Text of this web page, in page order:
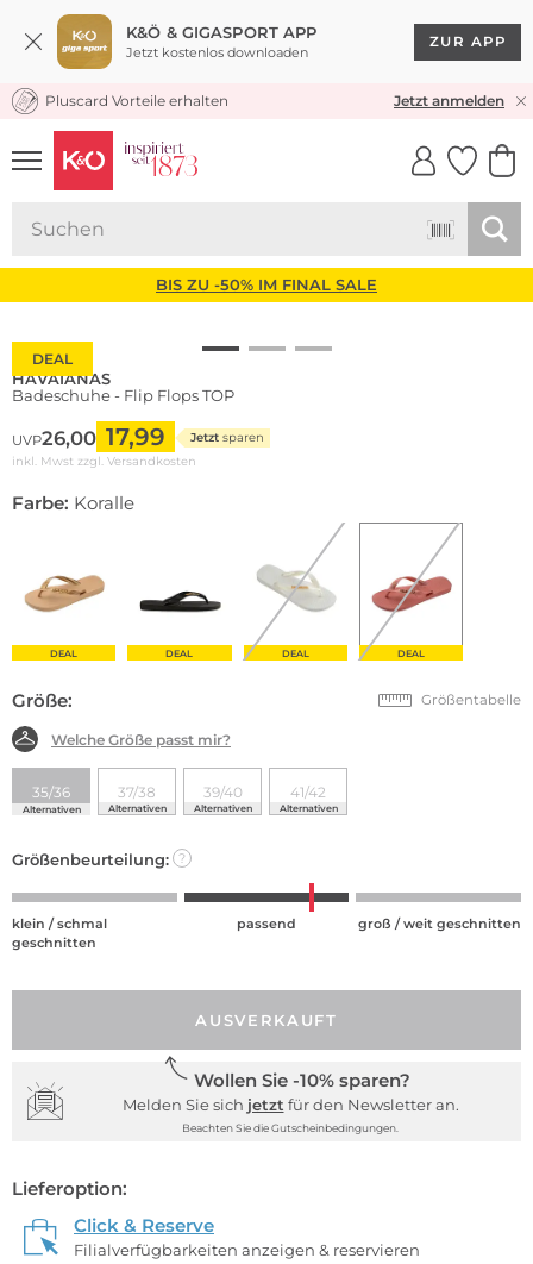
K&Ö & GIGASPORT APP
Jetzt kostenlos downloaden
ZUR APP
KOSTENLOSER VERSAND* & RÜCKVERSAND
Pluscard Vorteile erhalten Jetzt anmelden
UNSERE APP
CLICK &
BIS ZU -50% IM FINAL SALE
DEAL
HAVAIANAS
Badeschuhe - Flip Flops TOP
UVP26,00 17,99 Jetzt sparen
inkl. Mwst zzgl. Versandkosten
Farbe: Koralle
DEAL DEAL DEAL DEAL
Größe: Größentabelle
Welche Größe passt mir?
35/36
Alternativen
37/38
Alternativen
39/40
Alternativen
41/42
Alternativen
Größenbeurteilung: ?
klein / schmal
geschnitten
passend groß / weit geschnitten
AUSVERKAUFT
Wollen Sie -10% sparen?
Melden Sie sich jetzt für den Newsletter an.
Beachten Sie die Gutscheinbedingungen.
Lieferoption:
Click & Reserve
Filialverfügbarkeiten anzeigen & reservieren